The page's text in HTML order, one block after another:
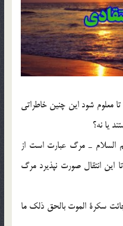
تا معلوم شود اين چنين خاطراتي
يا نه؟
از منظر قرآن و روايات معصومين ـ عليهم‎ السلام ـ مرگ عبارت است از
اين انتقال صورت نپذيرد مرگ
خوانيم: «و جائت سكرة الموت بالحق ذلك ما